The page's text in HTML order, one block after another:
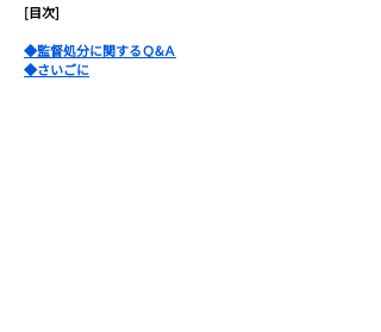
[目次]
◆監督処分に関するＱ&Ａ
◆さいごに